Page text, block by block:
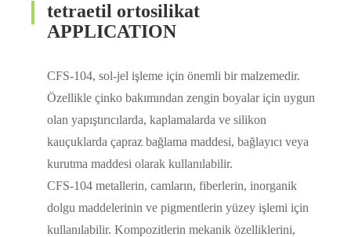
tetraetil ortosilikat
APPLICATION
CFS-104, sol-jel işleme için önemli bir malzemedir.
Özellikle çinko bakımından zengin boyalar için uygun
olan yapıştırıcılarda, kaplamalarda ve silikon
kauçuklarda çapraz bağlama maddesi, bağlayıcı veya
kurutma maddesi olarak kullanılabilir.
CFS-104 metallerin, camların, fiberlerin, inorganik
dolgu maddelerinin ve pigmentlerin yüzey işlemi için
kullanılabilir. Kompozitlerin mekanik özelliklerini,